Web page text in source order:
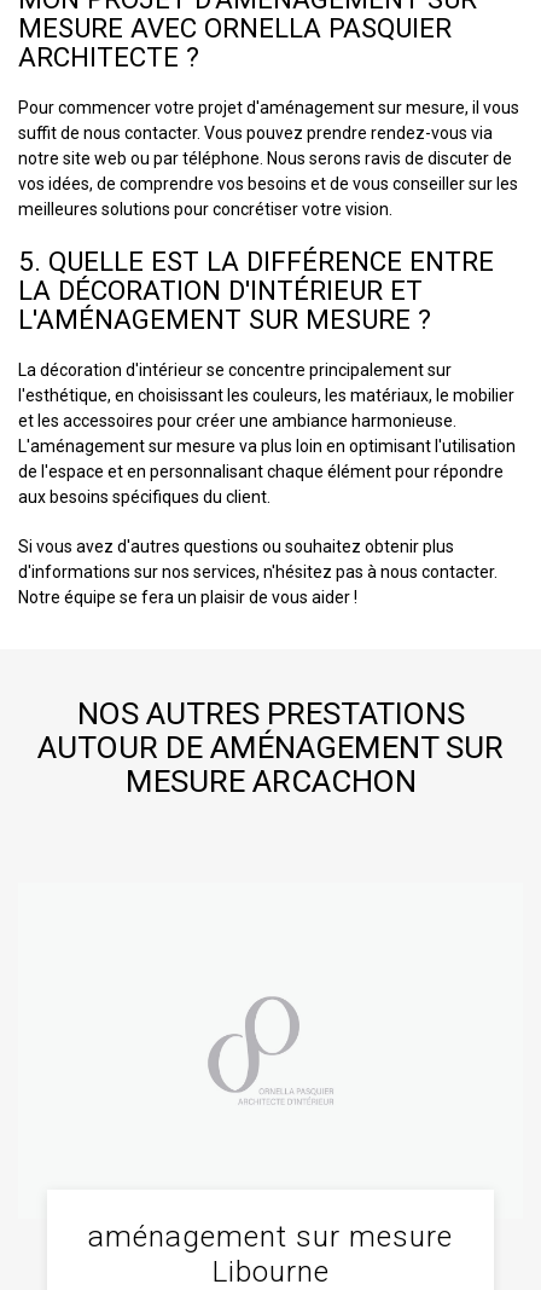
MESURE AVEC ORNELLA PASQUIER
ARCHITECTE ?
Pour commencer votre projet d'aménagement sur mesure, il vous
suffit de nous contacter. Vous pouvez prendre rendez-vous via
notre site web ou par téléphone. Nous serons ravis de discuter de
vos idées, de comprendre vos besoins et de vous conseiller sur les
meilleures solutions pour concrétiser votre vision.
5. QUELLE EST LA DIFFÉRENCE ENTRE
LA DÉCORATION D'INTÉRIEUR ET
L'AMÉNAGEMENT SUR MESURE ?
La décoration d'intérieur se concentre principalement sur
l'esthétique, en choisissant les couleurs, les matériaux, le mobilier
et les accessoires pour créer une ambiance harmonieuse.
L'aménagement sur mesure va plus loin en optimisant l'utilisation
de l'espace et en personnalisant chaque élément pour répondre
aux besoins spécifiques du client.
Si vous avez d'autres questions ou souhaitez obtenir plus
d'informations sur nos services, n'hésitez pas à nous contacter.
Notre équipe se fera un plaisir de vous aider !
NOS AUTRES PRESTATIONS
AUTOUR DE AMÉNAGEMENT SUR
MESURE ARCACHON
aménagement sur mesure
Libourne